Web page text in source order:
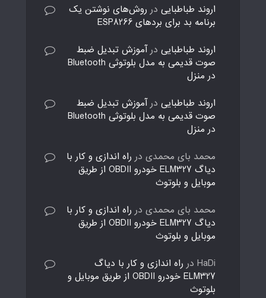
اروند طباطبایی در روش‌های نوشتن یک
برنامه بد برای بردهای ESP8266
اروند طباطبایی درآموزش تبدیل ضبط
صوت قدیمی به مدل بلوتوثی Bluetooth
در منزل
اروند طباطبایی درآموزش تبدیل ضبط
صوت قدیمی به مدل بلوتوثی Bluetooth
در منزل
محمد بای محمدی در راه اندازی و کار با
دیاگ ELM327 خودرو OBDII از طریق
موبایل و بلوتوث
محمد بای محمدی در راه اندازی و کار با
دیاگ ELM327 خودرو OBDII از طریق
موبایل و بلوتوث
HaDi در راه اندازی و کار با دیاگ
ELM327 خودرو OBDII از طریق موبایل و
بلوتوث